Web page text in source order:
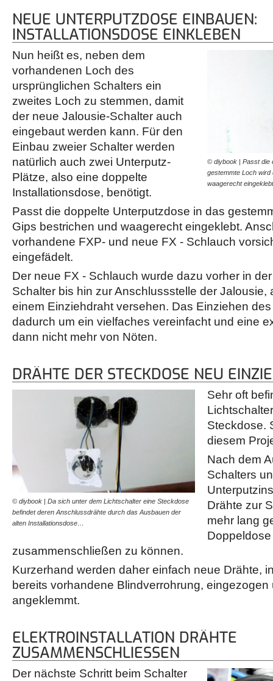
NEUE UNTERPUTZDOSE EINBAUEN:
INSTALLATIONSDOSE EINKLEBEN
© diybook | Passt die
gestemmte Loch wird
waagerecht
Nun heißt es, neben dem
vorhandenen Loch des
ursprünglichen Schalters ein
zweites Loch zu stemmen, damit
der neue Jalousie-Schalter auch
eingebaut werden kann. Für den
Einbau zweier Schalter werden
natürlich auch zwei Unterputz-
Plätze, also eine doppelte
Installationsdose, benötigt.
Passt die doppelte Unterputzdose in das
Gips bestrichen und waagerecht eingeklebt.
vorhandene FXP- und neue FX - Schlauch
eingefädelt.
Der neue FX - Schlauch wurde dazu vorher in
Schalter bis hin zur Anschlussstelle der Jalousie,
einem Einziehdraht versehen. Das Einziehen
dadurch um ein vielfaches vereinfacht und eine
dann nicht mehr von Nöten.
DRÄHTE DER STECKDOSE NEU
© diybook | Da sich unter dem Lichtschalter eine Steckdose
befindet deren Anschlussdrähte durch das Ausbauen der
alten Installationsdose…
Sehr oft
Steckdose.
diesem
Nach dem
Schalters
Drähte zur
mehr lang
zusammenschließen zu können.
Kurzerhand werden daher einfach neue Drähte,
bereits vorhandene Blindverrohrung,
angeklemmt.
ELEKTROINSTALLATION DRÄHTE
ZUSAMMENSCHLIESSEN
Der nächste Schritt beim Schalter